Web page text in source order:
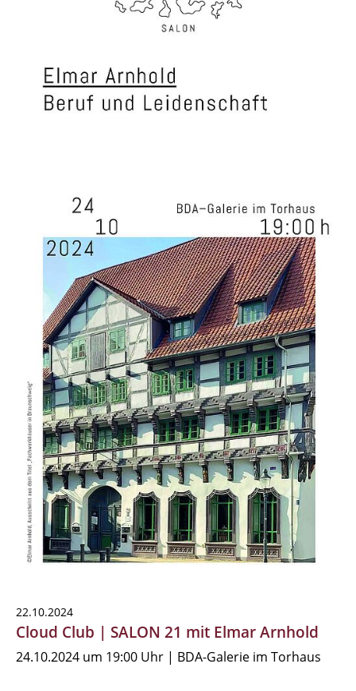
22.10.2024
Cloud Club | SALON 21 mit Elmar Arnhold
24.10.2024 um 19:00 Uhr | BDA-Galerie im Torhaus